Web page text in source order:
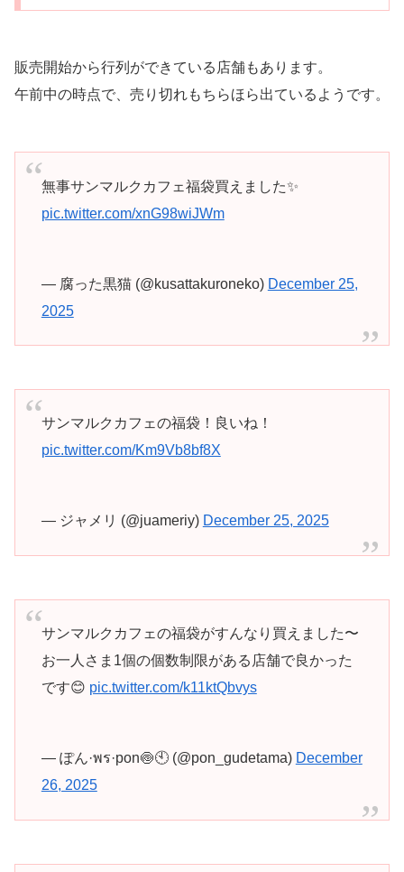
販売開始から行列ができている店舗もあります。
午前中の時点で、売り切れもちらほら出ているようです。
無事サンマルクカフェ福袋買えました✨
pic.twitter.com/xnG98wiJWm
— 腐った黒猫 (@kusattakuroneko) December 25,
2025
サンマルクカフェの福袋！良いね！
pic.twitter.com/Km9Vb8bf8X
— ジャメリ (@juameriy) December 25, 2025
サンマルクカフェの福袋がすんなり買えました〜
お一人さま1個の個数制限がある店舗で良かった
です😊 pic.twitter.com/k11ktQbvys
— ぽん·พร·pon🍥🕙 (@pon_gudetama) December
26, 2025